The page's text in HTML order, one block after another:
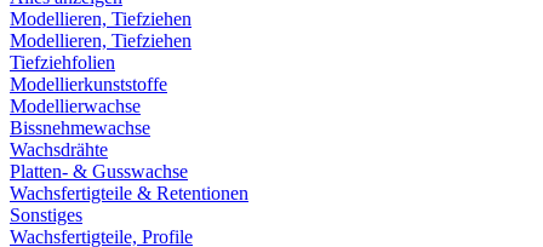
Modellieren, Tiefziehen
Modellieren, Tiefziehen
Tiefziehfolien
Modellierkunststoffe
Modellierwachse
Bissnehmewachse
Wachsdrähte
Platten- & Gusswachse
Wachsfertigteile & Retentionen
Sonstiges
Wachsfertigteile, Profile